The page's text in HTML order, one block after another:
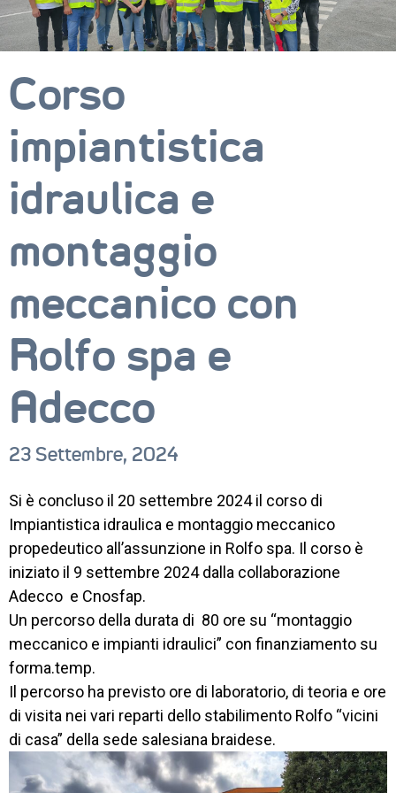
CORSI
SETTORI
PROFESSIONALI
AL
LAVORO
IL
PROGETTO
EDUCATIVO
ORIENTAMENTO
QUALITÀ
E
ACCREDITAMENTO
EXTRA
CONTATTI
Corso
impiantistica
idraulica e
montaggio
meccanico con
Rolfo spa e
Adecco
23 Settembre, 2024
Si è concluso il 20 settembre 2024 il corso di
Impiantistica idraulica e montaggio meccanico
propedeutico all’assunzione in Rolfo spa. Il corso è
iniziato il 9 settembre 2024 dalla collaborazione
Adecco e Cnosfap.
Un percorso della durata di 80 ore su “montaggio
meccanico e impianti idraulici” con finanziamento su
forma.temp.
Il percorso ha previsto ore di laboratorio, di teoria e ore
di visita nei vari reparti dello stabilimento Rolfo “vicini
di casa” della sede salesiana braidese.